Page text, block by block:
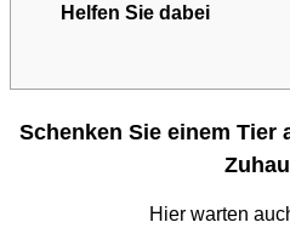
Helfen Sie dabei
Schenken Sie einem Tier
Hier warten